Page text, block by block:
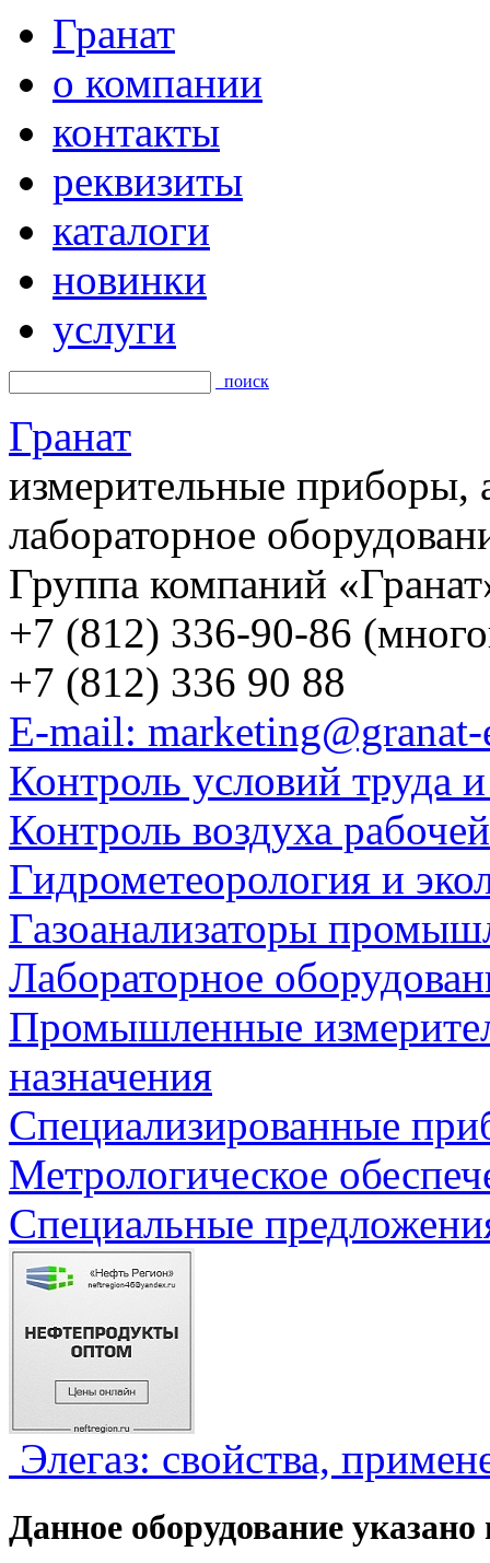
Гранат
о компании
контакты
реквизиты
каталоги
новинки
услуги
поиск
Гранат
измерительные приборы,
лабораторное
Группа компаний
+7 (812) 336-90-86
+7 (812) 336 90 88
E-mail:
Контроль условий труда
Контроль воздуха
Гидрометеорология и
Газоанализаторы
Лабораторное
Промышленные
назначения
Специализированные
Метрологическое
Специальные
Элегаз: свойства,
Данное оборудование